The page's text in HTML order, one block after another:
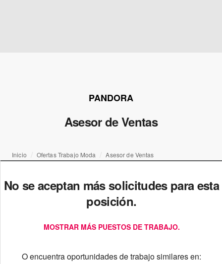
PANDORA
Asesor de Ventas
Inicio Ofertas Trabajo Moda Asesor de Ventas
No se aceptan más solicitudes para esta
posición.
MOSTRAR MÁS PUESTOS DE TRABAJO.
O encuentra oportunidades de trabajo similares en: